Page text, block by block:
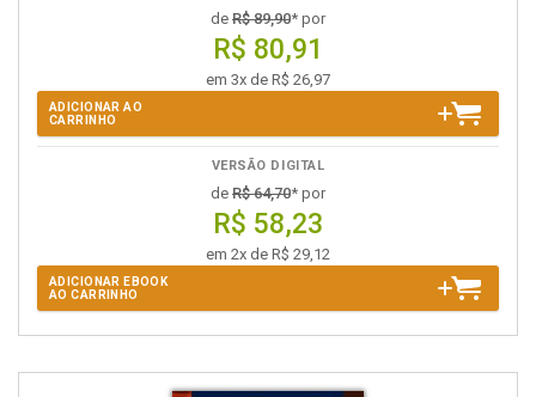
de R$ 89,90* por
R$ 80,91
em 3x de R$ 26,97
ADICIONAR AO
CARRINHO
VERSÃO DIGITAL
de R$ 64,70* por
R$ 58,23
em 2x de R$ 29,12
ADICIONAR EBOOK
AO CARRINHO